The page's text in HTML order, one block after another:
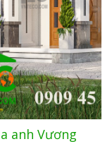
anh Vương